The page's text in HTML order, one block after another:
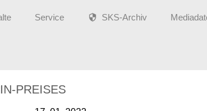
Service SKS-Archiv
PREISES